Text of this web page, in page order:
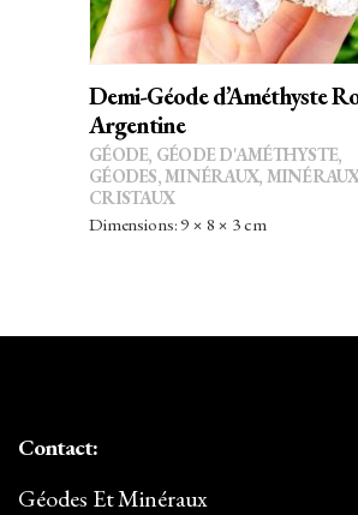
Demi-Géode d’Améthyste
Argentine
GÉODE, GÉODE D'AMÉTHYSTE,
GÉODES,MINÉRAUX,
CRISTAUX
Dimensions: 9 × 8 × 3 cm
Contact:
Géodes Et Minéraux